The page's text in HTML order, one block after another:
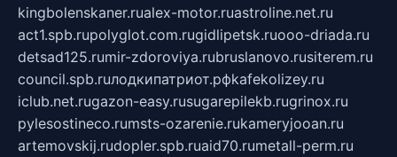
kingbolenskaner.rualex-motor.ruastroline.net.ru
act1.spb.rupolyglot.com.rugidlipetsk.ruooo-driada.ru
detsad125.rumir-zdoroviya.rubruslanovo.rusiterem.ru
council.spb.ruлодкипатриот.рфkafekolizey.ru
iclub.net.rugazon-easy.rusugarepilekb.rugrinox.ru
pylesostineco.rumsts-ozarenie.rukameryjooan.ru
artemovskij.rudopler.spb.ruaid70.rumetall-perm.ru